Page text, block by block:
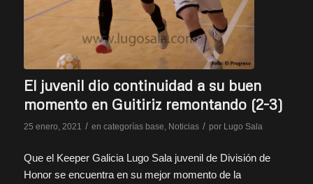
El juvenil dio continuidad a su buen
momento en Guitiriz remontando (2-3)
25 enero, 2021 / en categorías base, Noticias / por Lugo Sala
Que el Keeper Galicia Lugo Sala juvenil de División de
Honor se encuentra en su mejor momento de la